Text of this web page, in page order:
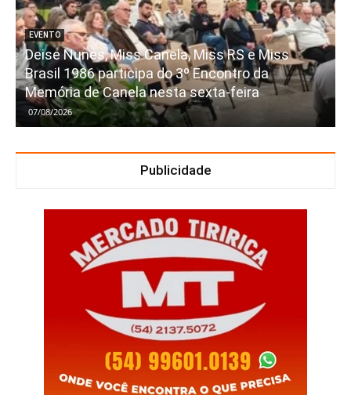
EVENTO
Deise Nunes, Miss Canela, Miss RS e Miss
Brasil 1986 participa do 3º Encontro da
Memória de Canela nesta sexta-feira
07/08/2026
Publicidade